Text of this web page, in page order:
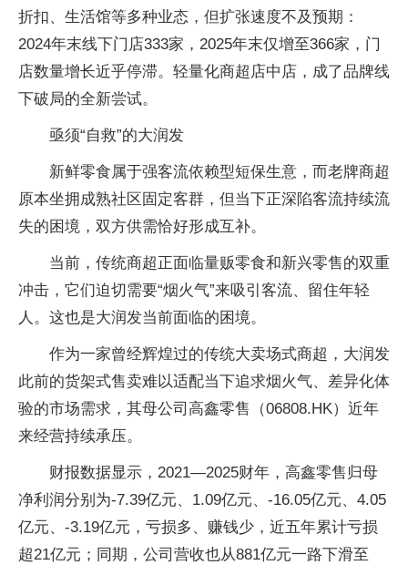
折扣、生活馆等多种业态，但扩张速度不及预期：
2024年末线下门店333家，2025年末仅增至366家，门
店数量增长近乎停滞。轻量化商超店中店，成了品牌线
下破局的全新尝试。
亟须“自救”的大润发
新鲜零食属于强客流依赖型短保生意，而老牌商超
原本坐拥成熟社区固定客群，但当下正深陷客流持续流
失的困境，双方供需恰好形成互补。
当前，传统商超正面临量贩零食和新兴零售的双重
冲击，它们迫切需要“烟火气”来吸引客流、留住年轻
人。这也是大润发当前面临的困境。
作为一家曾经辉煌过的传统大卖场式商超，大润发
此前的货架式售卖难以适配当下追求烟火气、差异化体
验的市场需求，其母公司高鑫零售（06808.HK）近年
来经营持续承压。
财报数据显示，2021—2025财年，高鑫零售归母
净利润分别为-7.39亿元、1.09亿元、-16.05亿元、4.05
亿元、-3.19亿元，亏损多、赚钱少，近五年累计亏损
超21亿元；同期，公司营收也从881亿元一路下滑至